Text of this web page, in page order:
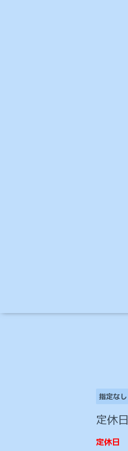
指定なし
定休日
定休日